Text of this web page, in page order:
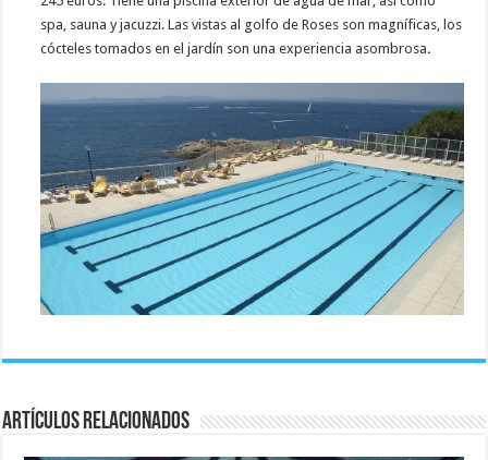
spa, sauna y jacuzzi. Las vistas al golfo de Roses son magníficas, los
cócteles tomados en el jardín son una experiencia asombrosa.
Artículos relacionados